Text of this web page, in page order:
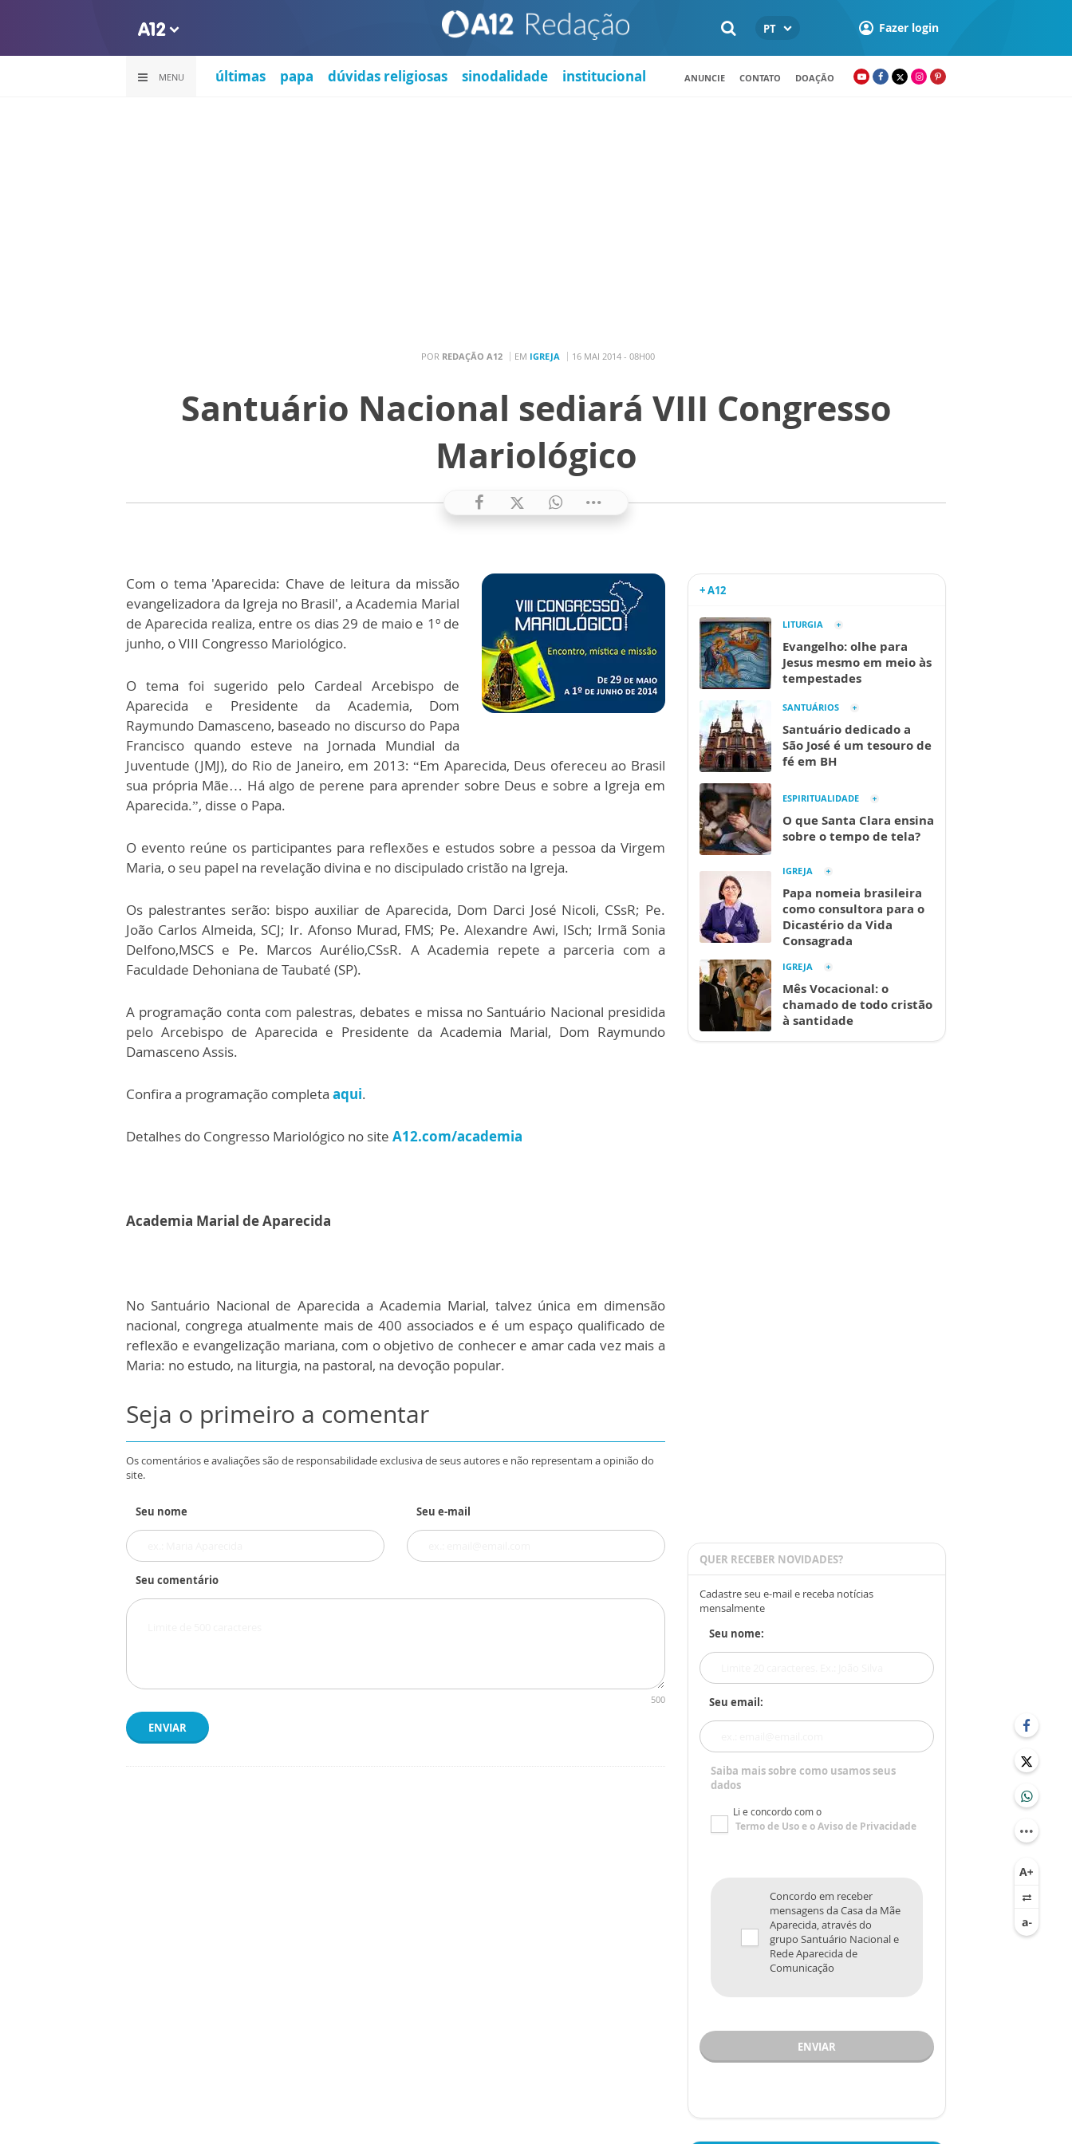
PT Fazer login
MENU últimas papa dúvidas religiosas sinodalidade institucional ANUNCIE CONTATO DOAÇÃO
POR REDAÇÃO A12 EM IGREJA 16 MAI 2014 - 08H00
Santuário Nacional sediará VIII Congresso
Mariológico
Com o tema 'Aparecida: Chave de leitura da missão
evangelizadora da Igreja no Brasil', a Academia Marial
de Aparecida realiza, entre os dias 29 de maio e 1º de
junho, o VIII Congresso Mariológico.
O tema foi sugerido pelo Cardeal Arcebispo de
Aparecida e Presidente da Academia, Dom
Raymundo Damasceno, baseado no discurso do Papa
Francisco quando esteve na Jornada Mundial da
Juventude (JMJ), do Rio de Janeiro, em 2013: “Em Aparecida, Deus ofereceu ao Brasil
sua própria Mãe… Há algo de perene para aprender sobre Deus e sobre a Igreja em
Aparecida.”, disse o Papa.
O evento reúne os participantes para reflexões e estudos sobre a pessoa da Virgem
Maria, o seu papel na revelação divina e no discipulado cristão na Igreja.
Os palestrantes serão: bispo auxiliar de Aparecida, Dom Darci José Nicoli, CSsR; Pe.
João Carlos Almeida, SCJ; Ir. Afonso Murad, FMS; Pe. Alexandre Awi, ISch; Irmã Sonia
Delfono,MSCS e Pe. Marcos Aurélio,CSsR. A Academia repete a parceria com a
Faculdade Dehoniana de Taubaté (SP).
A programação conta com palestras, debates e missa no Santuário Nacional presidida
pelo Arcebispo de Aparecida e Presidente da Academia Marial, Dom Raymundo
Damasceno Assis.
Confira a programação completa aqui.
Detalhes do Congresso Mariológico no site A12.com/academia
Academia Marial de Aparecida
No Santuário Nacional de Aparecida a Academia Marial, talvez única em dimensão
nacional, congrega atualmente mais de 400 associados e é um espaço qualificado de
reflexão e evangelização mariana, com o objetivo de conhecer e amar cada vez mais a
Maria: no estudo, na liturgia, na pastoral, na devoção popular.
Seja o primeiro a comentar
Os comentários e avaliações são de responsabilidade exclusiva de seus autores e não representam a opinião do
site.
Seu nome Seu e-mail
Seu comentário
500
ENVIAR
+ A12
LITURGIA
Evangelho: olhe para
Jesus mesmo em meio às
tempestades
SANTUÁRIOS
Santuário dedicado a
São José é um tesouro de
fé em BH
ESPIRITUALIDADE
O que Santa Clara ensina
sobre o tempo de tela?
IGREJA
Papa nomeia brasileira
como consultora para o
Dicastério da Vida
Consagrada
IGREJA
Mês Vocacional: o
chamado de todo cristão
à santidade
QUER RECEBER NOVIDADES?
Cadastre seu e-mail e receba notícias
mensalmente
Seu nome:
Seu email:
Saiba mais sobre como usamos seus
dados
Li e concordo com o
Termo de Usoe oAviso de Privacidade
Concordo em receber
mensagens da Casa da Mãe
Aparecida, através do
grupo Santuário Nacional e
Rede Aparecida de
Comunicação
ENVIAR